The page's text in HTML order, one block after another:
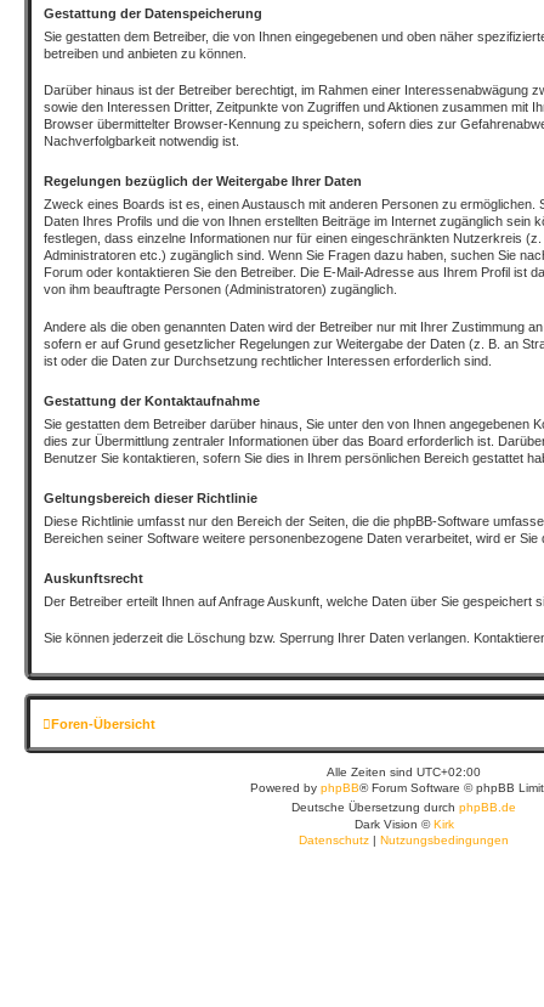
Gestattung der Datenspeicherung
Sie gestatten dem Betreiber, die von Ihnen eingegebenen und oben näher
betreiben und anbieten zu können.
Darüber hinaus ist der Betreiber berechtigt, im Rahmen einer Interessenabwägung
sowie den Interessen Dritter, Zeitpunkte von Zugriffen und Aktionen zusammen mit
Browser übermittelter Browser-Kennung zu speichern, sofern dies zur
Nachverfolgbarkeit notwendig ist.
Regelungen bezüglich der Weitergabe Ihrer Daten
Zweck eines Boards ist es, einen Austausch mit anderen Personen zu ermöglichen.
Daten Ihres Profils und die von Ihnen erstellten Beiträge im Internet zugänglich sein
festlegen, dass einzelne Informationen nur für einen eingeschränkten Nutzerkreis
Administratoren etc.) zugänglich sind. Wenn Sie Fragen dazu haben, suchen Sie
Forum oder kontaktieren Sie den Betreiber. Die E-Mail-Adresse aus Ihrem Profil ist
von ihm beauftragte Personen (Administratoren) zugänglich.
Andere als die oben genannten Daten wird der Betreiber nur mit Ihrer Zustimmung
sofern er auf Grund gesetzlicher Regelungen zur Weitergabe der Daten (z. B. an
ist oder die Daten zur Durchsetzung rechtlicher Interessen erforderlich sind.
Gestattung der Kontaktaufnahme
Sie gestatten dem Betreiber darüber hinaus, Sie unter den von Ihnen angegebenen
dies zur Übermittlung zentraler Informationen über das Board erforderlich ist.
Benutzer Sie kontaktieren, sofern Sie dies in Ihrem persönlichen Bereich gestattet
Geltungsbereich dieser Richtlinie
Diese Richtlinie umfasst nur den Bereich der Seiten, die die phpBB-Software
Bereichen seiner Software weitere personenbezogene Daten verarbeitet, wird er
Auskunftsrecht
Der Betreiber erteilt Ihnen auf Anfrage Auskunft, welche Daten über Sie gespeichert
Sie können jederzeit die Löschung bzw. Sperrung Ihrer Daten verlangen.
Foren-Übersicht
Alle Zeiten sind UTC+02:00
Powered by phpBB® Forum Software © phpBB
Deutsche Übersetzung durch phpBB.de
Dark Vision ©Kirk
Datenschutz | Nutzungsbedingungen